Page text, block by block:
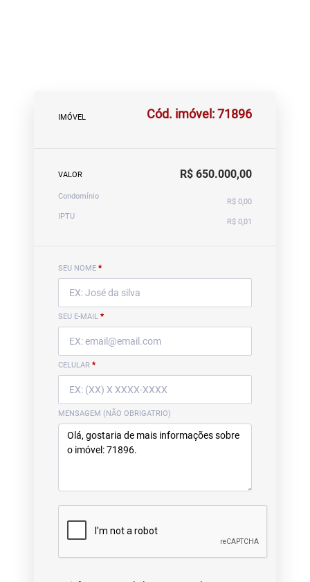
IMÓVEL Cód. imóvel: 71896
VALOR R$ 650.000,00
Condomínio
R$ 0,00
IPTU
R$ 0,01
SEU NOME *
SEU E-MAIL *
CELULAR *
MENSAGEM (NÃO OBRIGATRIO)